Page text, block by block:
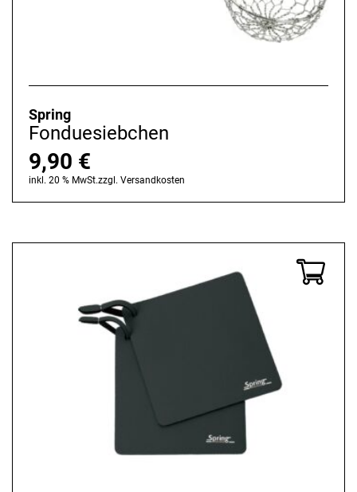
Spring
Fonduesiebchen
9,90 €
inkl. 20 % MwSt.zzgl. Versandkosten